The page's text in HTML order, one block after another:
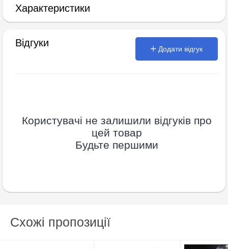
Характеристики
Відгуки
Додати відгук
Користувачі не залишили відгуків про
цей товар
Будьте першими
Схожі пропозиції